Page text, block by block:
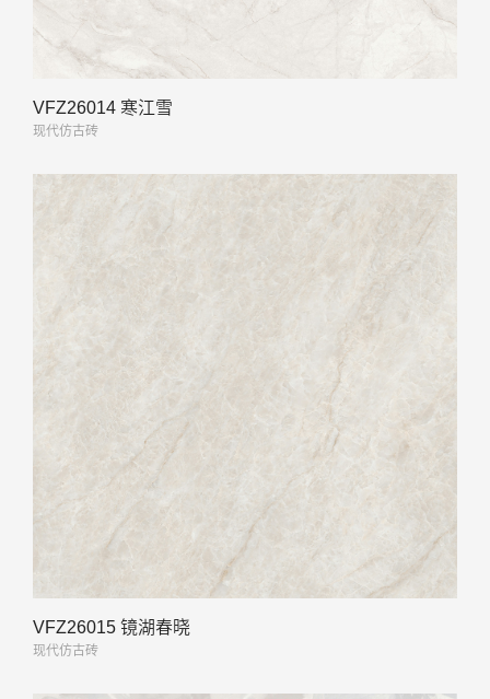
VFZ26014 寒江雪
现代仿古砖
VFZ26015 镜湖春晓
现代仿古砖